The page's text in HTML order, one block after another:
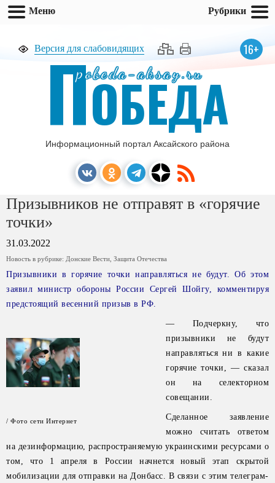
Версия для слабовидящих 16+
pobeda-aksay.ru
ПОБЕДА
Информационный портал Аксайского района
Призывников не отправят в «горячие
точки»
31.03.2022
Новость в рубрике: Донские Вести Защита Отечества
Призывники в горячие точки направляться не будут. Об этом
заявил министр обороны России Сергей Шойгу, комментируя
предстоящий весенний призыв в РФ.
/ Фото сети Интернет
— Подчеркну, что
призывники не будут
направляться ни в какие
горячие точки, — сказал
он на селекторном
совещании.
Сделанное заявление
можно считать ответом
на дезинформацию, распространяемую украинскими ресурсами о
том, что 1 апреля в России начнется новый этап скрытой
мобилизации для отправки на Донбасс. В связи с этим телеграм-
Меню Рубрики